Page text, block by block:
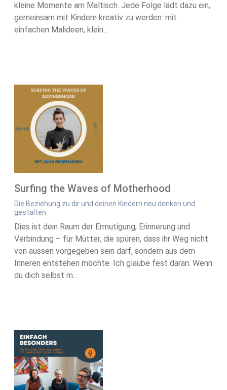
kleine Momente am Maltisch. Jede Folge lädt dazu ein,
gemeinsam mit Kindern kreativ zu werden: mit
einfachen Malideen, klein...
Surfing the Waves of Motherhood
Die Beziehung zu dir und deinen Kindern neu denken und
gestalten
Dies ist dein Raum der Ermutigung, Erinnerung und
Verbindung – für Mütter, die spüren, dass ihr Weg nicht
von aussen vorgegeben sein darf, sondern aus dem
Inneren entstehen möchte. Ich glaube fest daran: Wenn
du dich selbst m...